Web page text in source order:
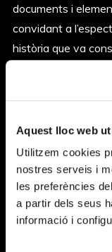
Aquest lloc web
Utilitzem cookies
nostres serveis i
les preferències
a partir dels seus
informació i
documents i
convidant a
història que va
En ple segle XXI,
sorprèn,
se a les
talent.
de la seva mort, el
IDEAL, Centre
proposta disruptiva